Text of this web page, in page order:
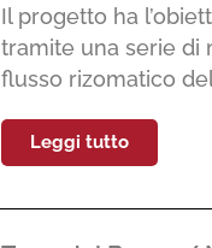
Il progetto ha
tramite una serie di
flusso rizomatico
Leggi tutto